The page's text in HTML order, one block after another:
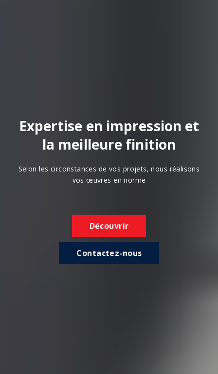
Expertise en impression et
la meilleure finition
Selon les circonstances de vos projets, nous réalisons
vos œuvres en norme
Découvrir
Contactez-nous